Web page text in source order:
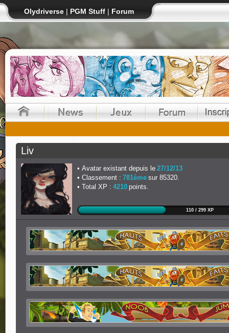
Olydriverse | PGM Stuff | Forum
Liv
Avatar existant depuis le 27/12/13
Classement : 781ème sur 85320.
Total XP : 4210 points.
110 / 299 XP